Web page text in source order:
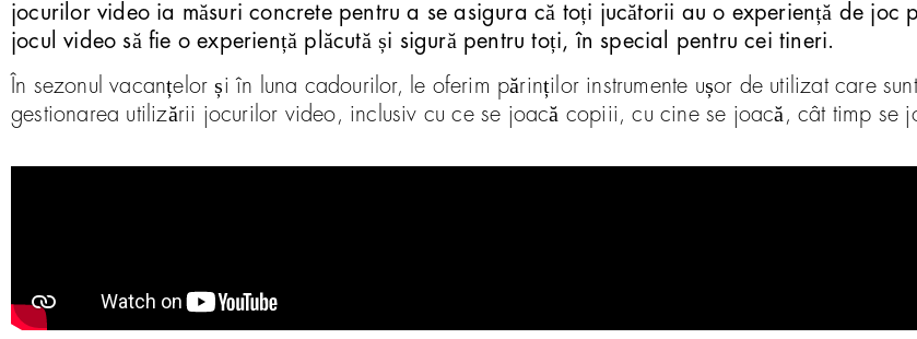
jocurilor video ia măsuri concrete pentru a se asigura că toți jucătorii au o experiență de joc
jocul video să fie o experiență plăcută și sigură pentru toți, în special pentru cei tineri.
În sezonul vacanțelor și în luna cadourilor, le oferim părinților instrumente ușor de utilizat care
gestionarea utilizării jocurilor video, inclusiv cu ce se joacă copiii, cu cine se joacă, cât timp se